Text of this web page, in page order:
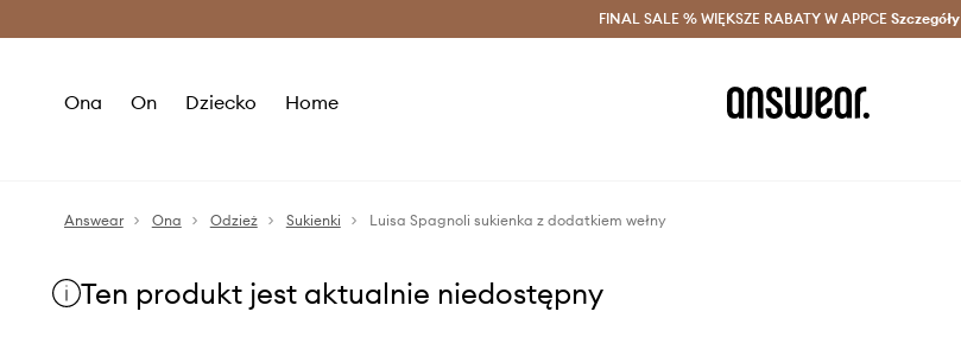
Oszczędzaj z Answear Club > Dostawa nawet w 24h >
FINAL SALE % WIĘKSZE RABATY W APPCE Szczegóły
Ona On Dziecko Home
Answear Ona Odzież Sukienki Luisa Spagnoli sukienka z dodatkiem wełny
Ten produkt jest aktualnie niedostępny